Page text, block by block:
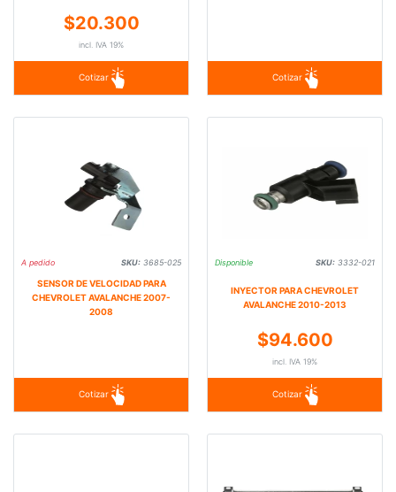
$20.300
incl. IVA 19%
Cotizar Cotizar
A pedido SKU: 3685-025
SENSOR DE VELOCIDAD PARA
CHEVROLET AVALANCHE 2007-
2008
Cotizar
Disponible SKU: 3332-021
INYECTOR PARA CHEVROLET
AVALANCHE 2010-2013
$94.600
incl. IVA 19%
Cotizar